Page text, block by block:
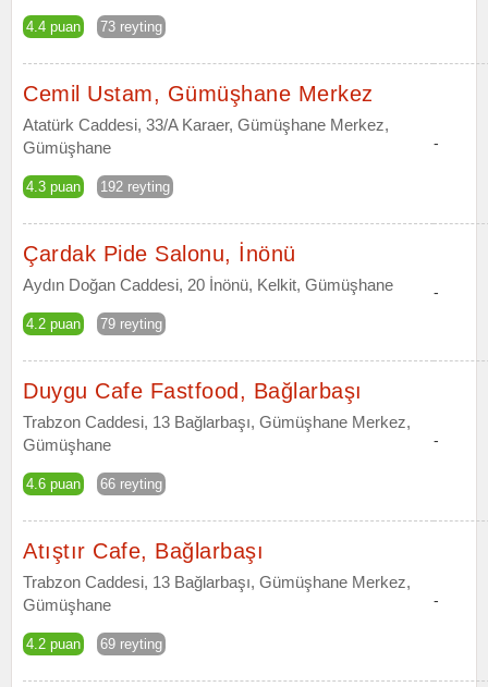
4.4 puan 73 reyting
Cemil Ustam, Gümüşhane Merkez
Atatürk Caddesi, 33/A Karaer, Gümüşhane Merkez,
Gümüşhane
4.3 puan 192 reyting
-
Çardak Pide Salonu, İnönü
Aydın Doğan Caddesi, 20 İnönü, Kelkit, Gümüşhane
4.2 puan 79 reyting
-
Duygu Cafe Fastfood, Bağlarbaşı
Trabzon Caddesi, 13 Bağlarbaşı, Gümüşhane Merkez,
Gümüşhane
4.6 puan 66 reyting
-
Atıştır Cafe, Bağlarbaşı
Trabzon Caddesi, 13 Bağlarbaşı, Gümüşhane Merkez,
Gümüşhane
4.2 puan 69 reyting
-